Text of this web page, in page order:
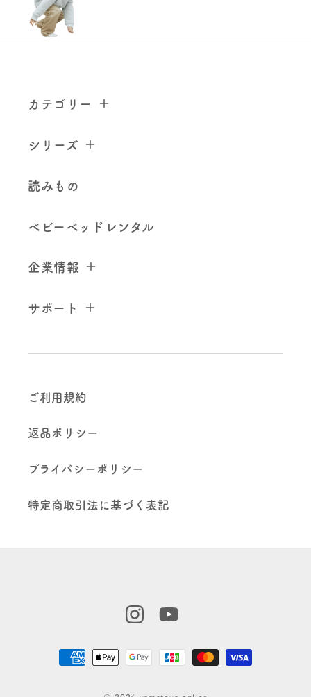
カテゴリー
シリーズ
読みもの
ベビーベッドレンタル
企業情報
サポート
ご利用規約
返品ポリシー
プライバシーポリシー
特定商取引法に基づく表記
InstagramYouTube
決
済